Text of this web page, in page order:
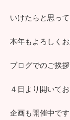
いけたらと思って
本年もよろしくお
ブログでのご挨
４日より開いて
企画も開催中で